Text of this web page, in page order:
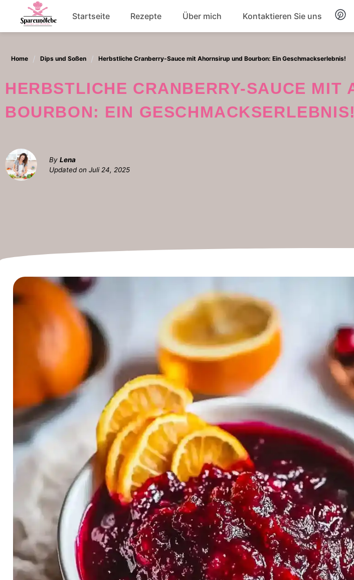
content
Startseite Rezepte Über mich Kontaktieren Sie uns
Home Dips und Soßen Herbstliche Cranberry-Sauce mit Ahornsirup und Bourbon: Ein Geschmackserlebnis!
HERBSTLICHE CRANBERRY-SAUCE MIT AHORNSIRUP UND
BOURBON: EIN GESCHMACKSERLEBNIS!
By Lena
Updated on Juli 24, 2025